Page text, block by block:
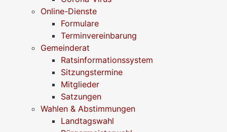
Online-Dienste
Formulare
Terminvereinbarung
Gemeinderat
Ratsinformationssystem
Sitzungstermine
Mitglieder
Satzungen
Wahlen & Abstimmungen
Landtagswahl